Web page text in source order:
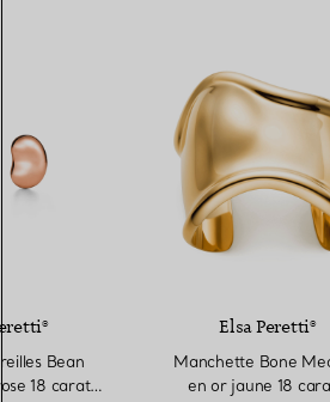
Bean
18 carats.
Elsa Peretti®
Manchette Bone
en or jaune 18